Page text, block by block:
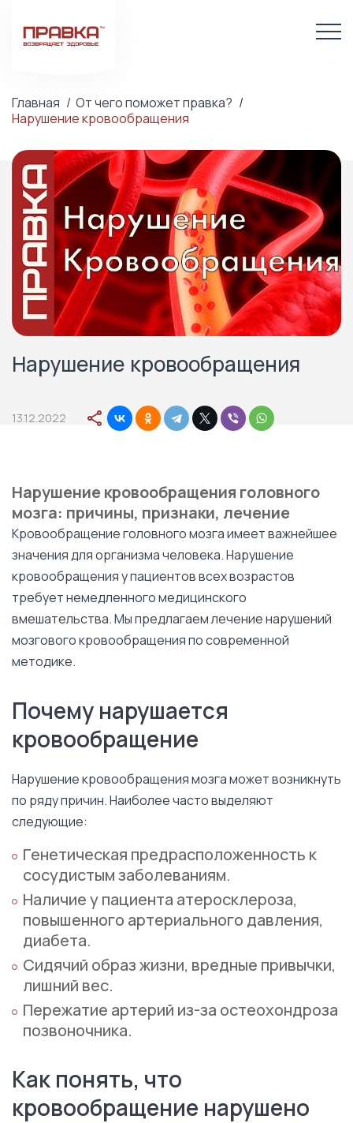
Главная
От чего поможет правка?
Нарушение кровообращения
Нарушение кровообращения
13.12.2022
Нарушение кровообращения головного
мозга: причины, признаки, лечение
Кровообращение головного мозга имеет важнейшее
значения для организма человека. Нарушение
кровообращения у пациентов всех возрастов
требует немедленного медицинского
вмешательства. Мы предлагаем лечение нарушений
мозгового кровообращения по современной
методике.
Почему нарушается
кровообращение
Нарушение кровообращения мозга может возникнуть
по ряду причин. Наиболее часто выделяют
следующие:
Генетическая предрасположенность к
сосудистым заболеваниям.
Наличие у пациента атеросклероза,
повышенного артериального давления,
диабета.
Сидячий образ жизни, вредные привычки,
лишний вес.
Пережатие артерий из-за остеохондроза
позвоночника.
Как понять, что
кровообращение нарушено